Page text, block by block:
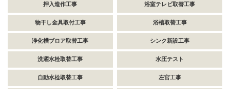
押入造作工事 浴室テレビ取替工事
物干し金具取付工事 浴槽取替工事
浄化槽ブロア取替工事 シンク新設工事
洗濯水栓取替工事 水圧テスト
自動水栓取替工事 左官工事